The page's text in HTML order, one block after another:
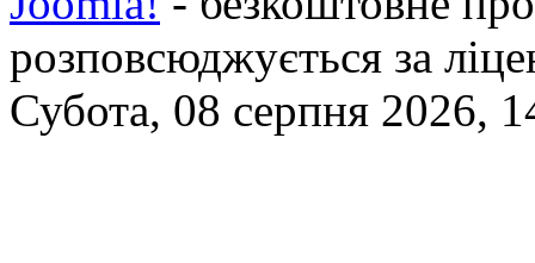
розповсюджується за
Субота, 08 серпня 2026,